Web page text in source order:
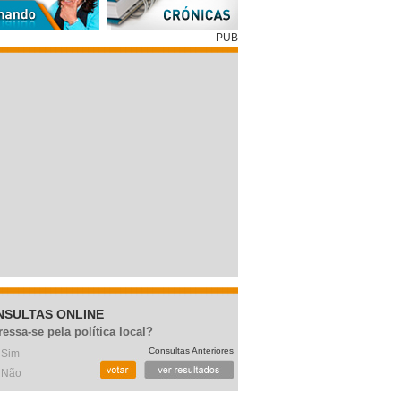
PUB
ONLINE
se pela política local?
Sim
Não
Consultas Anteriores